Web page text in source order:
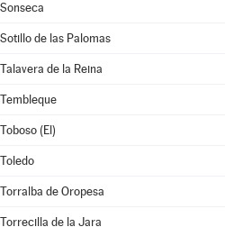
Sonseca
Sotillo de las Palomas
Talavera de la Reina
Tembleque
Toboso (El)
Toledo
Torralba de Oropesa
Torrecilla de la Jara